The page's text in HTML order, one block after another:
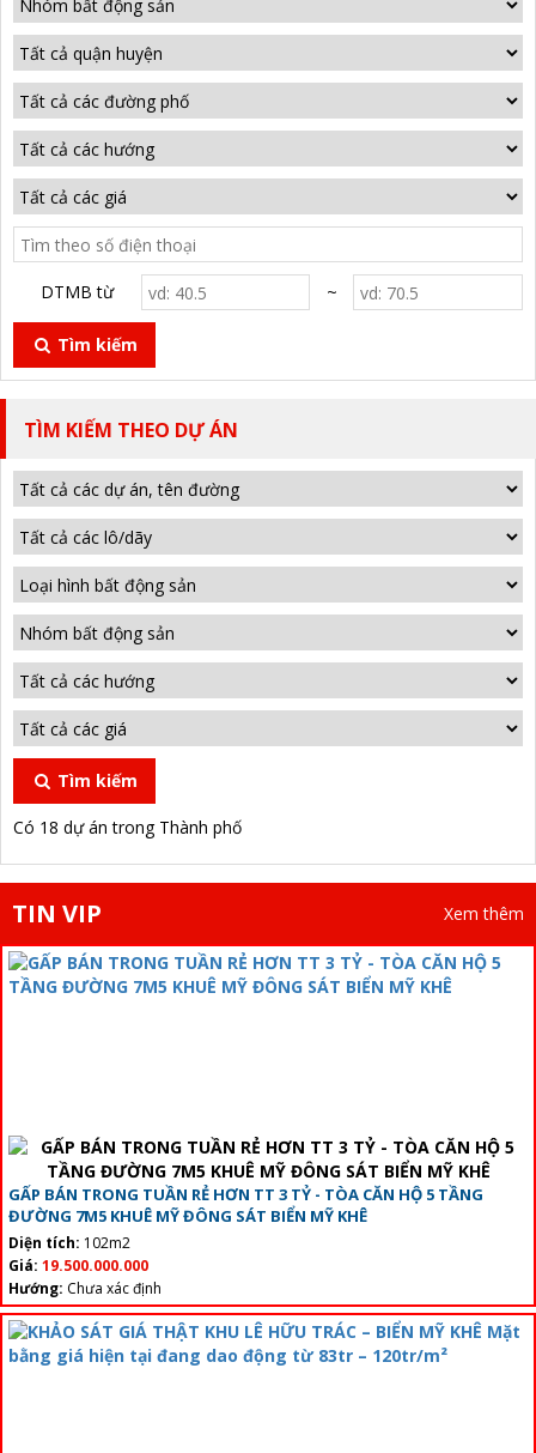
DTMB từ ~
Tìm kiếm
TÌM KIẾM THEO DỰ ÁN
Tìm kiếm
Có 18 dự án trong Thành phố
TIN VIP Xem thêm
GẤP BÁN TRONG TUẦN RẺ HƠN TT 3 TỶ - TÒA CĂN HỘ 5 TẦNG
ĐƯỜNG 7M5 KHUÊ MỸ ĐÔNG SÁT BIỂN MỸ KHÊ
Diện tích: 102m2
Giá: 19.500.000.000
Hướng: Chưa xác định